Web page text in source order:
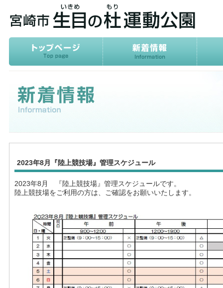
2023年8月『陸上競技場』管理スケジュール
2023年8月 『陸上競技場』管理スケジュールです。
陸上競技場をご利用の方は、ご確認をお願いいたします。